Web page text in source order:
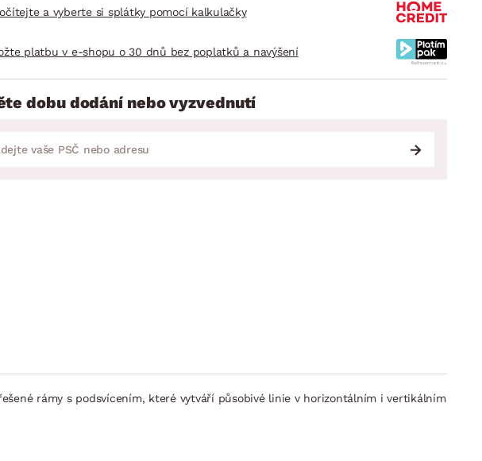
a vyberte si splátky pomocí kalkulačky
platbu v e-shopu o 30 dnů bez poplatků a navýšení
dobu dodání nebo vyzvednutí
rámy s podsvícením, které vytváří působivé linie v horizontálním i vertikálním